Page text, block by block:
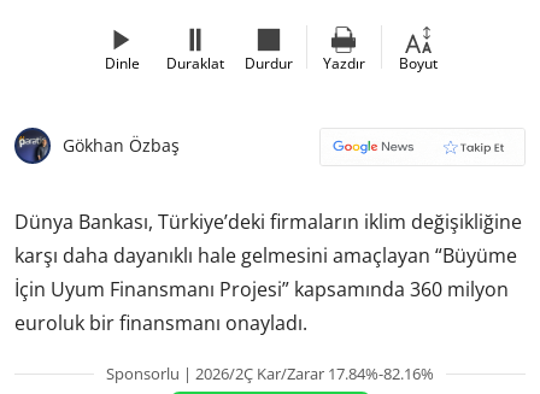
Dinle Duraklat Durdur Yazdır Boyut
Gökhan Özbaş
Dünya Bankası, Türkiye’deki firmaların iklim değişikliğine
karşı daha dayanıklı hale gelmesini amaçlayan “Büyüme
İçin Uyum Finansmanı Projesi” kapsamında 360 milyon
euroluk bir finansmanı onayladı.
Sponsorlu | 2026/2Ç Kar/Zarar 17.84%-82.16%